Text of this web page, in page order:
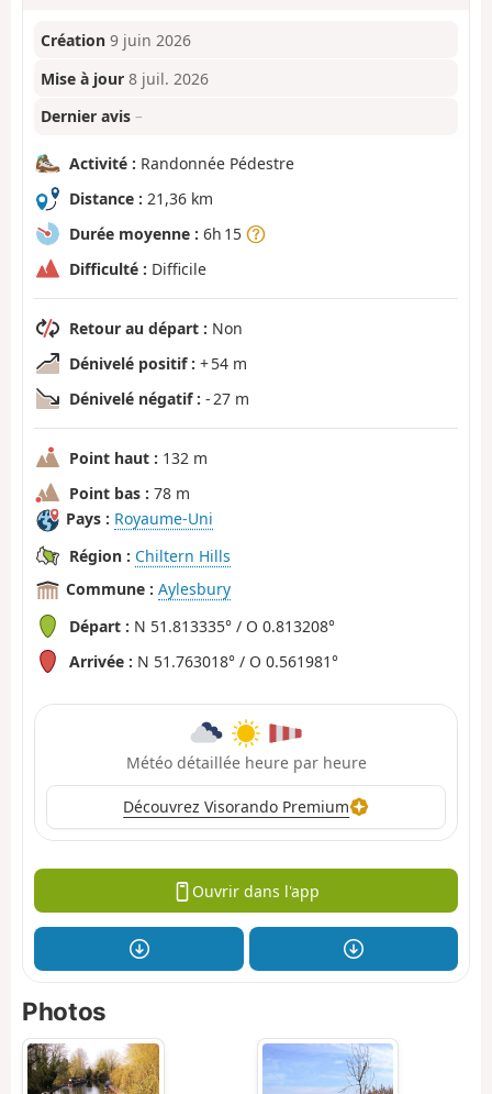
Création 9 juin 2026
Mise à jour 8 juil. 2026
Dernier avis –
Activité : Randonnée Pédestre
Distance : 21,36 km
Durée moyenne : 6h 15
Difficulté : Difficile
Retour au départ : Non
Dénivelé positif : + 54 m
Dénivelé négatif : - 27 m
Point haut : 132 m
Point bas : 78 m
Pays : Royaume-Uni
Région : Chiltern Hills
Commune : Aylesbury
Départ : N 51.813335° / O 0.813208°
Arrivée : N 51.763018° / O 0.561981°
Météo détaillée heure par heure
Découvrez Visorando Premium
Ouvrir dans l'app
Photos